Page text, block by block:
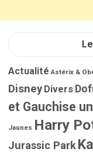
Actualité Astérix &
Disney Divers
et Gauchise
Jaunes Harry
Jurassic Park